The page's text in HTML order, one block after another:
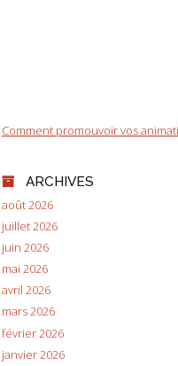
Comment promouvoir vos
ARCHIVES
août 2026
juillet 2026
juin 2026
mai 2026
avril 2026
mars 2026
février 2026
janvier 2026